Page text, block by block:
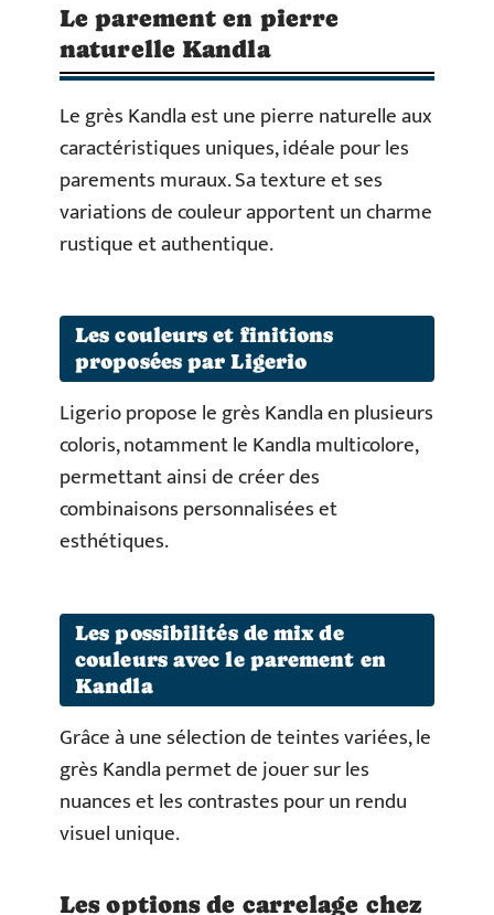
Le parement en pierre
naturelle Kandla
Le grès Kandla est une pierre naturelle aux
caractéristiques uniques, idéale pour les
parements muraux. Sa texture et ses
variations de couleur apportent un charme
rustique et authentique.
Les couleurs et finitions
proposées par Ligerio
Ligerio propose le grès Kandla en plusieurs
coloris, notamment le Kandla multicolore,
permettant ainsi de créer des
combinaisons personnalisées et
esthétiques.
Les possibilités de mix de
couleurs avec le parement en
Kandla
Grâce à une sélection de teintes variées, le
grès Kandla permet de jouer sur les
nuances et les contrastes pour un rendu
visuel unique.
Les options de carrelage chez